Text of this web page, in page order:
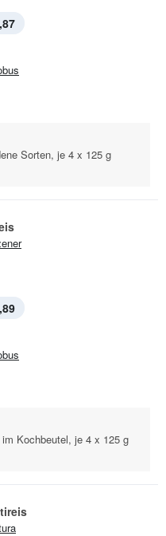
Sorten, je 4 x 125 g
Kochbeutel, je 4 x 125 g